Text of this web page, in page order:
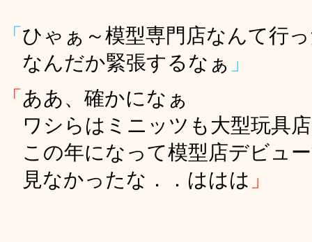
「 ひゃぁ～模型専門店なんて行
なんだか緊張するなぁ 」
「 ああ、確かになぁ
ワシらはミニッツも大型玩具
この年になって模型店デビュ
見なかったな．．ははは 」